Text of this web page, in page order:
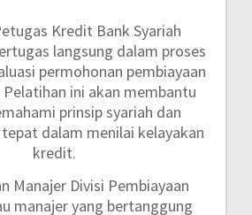
Kredit Bank Syariah
langsung dalam proses
permohonan pembiayaan
Pelatihan ini akan membantu
prinsip syariah dan
dalam menilai kelayakan
kredit.
Manajer Divisi Pembiayaan
manajer yang bertanggung